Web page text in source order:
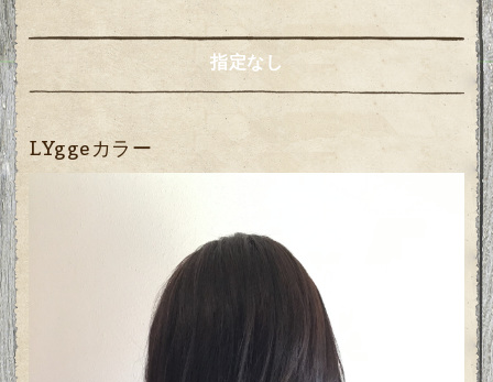
指定なし
LYggeカラー